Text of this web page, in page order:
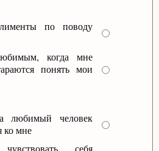
по поводу
когда мне
понять мои
любимый человек
ко мне
себя